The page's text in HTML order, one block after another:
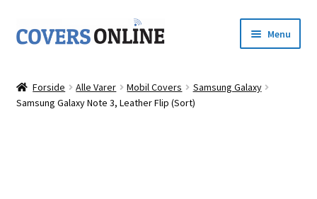
Spring
til
Spring
til
Menu
Shop
Forside Alle Varer Mobil Covers
Samsung Galaxy
Samsung Galaxy Note 3, Leather Flip (Sort)